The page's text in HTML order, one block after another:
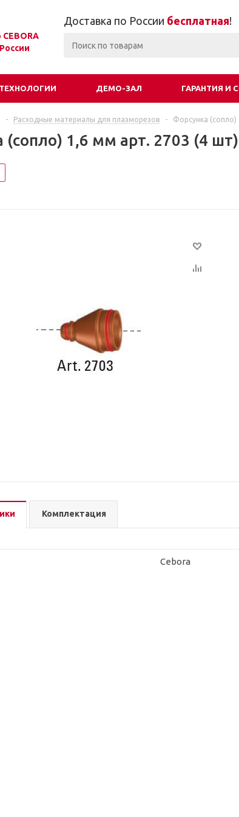
Доставка по России бесплатная!
ТЕХНОЛОГИИ ДЕМО-ЗАЛ ГАРАНТИЯ И
- Расходные материалы для плазморезов - Форсунка (сопло)
(сопло) 1,6 мм арт. 2703 (4 шт)
Комплектация
Cebora